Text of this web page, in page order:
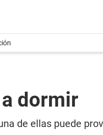
dormir
de ellas puede